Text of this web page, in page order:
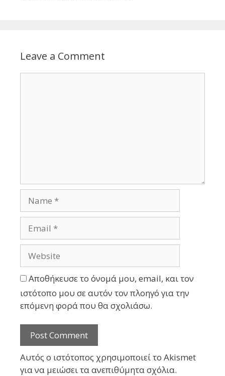
Leave a Comment
Αποθήκευσε το όνομά μου, email, και τον
ιστότοπο μου σε αυτόν τον πλοηγό για την
επόμενη φορά που θα σχολιάσω.
Αυτός ο ιστότοπος χρησιμοποιεί το Akismet
για να μειώσει τα ανεπιθύμητα σχόλια.